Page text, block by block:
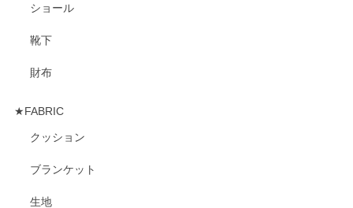
ショール
靴下
財布
★FABRIC
クッション
ブランケット
生地